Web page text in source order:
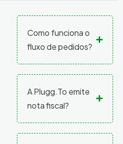
Como funciona o
fluxo de pedidos?
A Plugg.To emite
nota fiscal?